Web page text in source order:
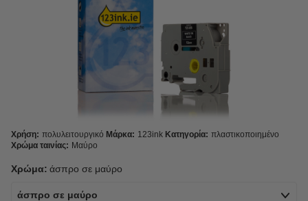
Χρήση: πολυλειτουργικό Μάρκα: 123ink Κατηγορία: πλαστικοποιημένο
Χρώμα ταινίας: Μαύρο
Χρώμα: άσπρο σε μαύρο
άσπρο σε μαύρο